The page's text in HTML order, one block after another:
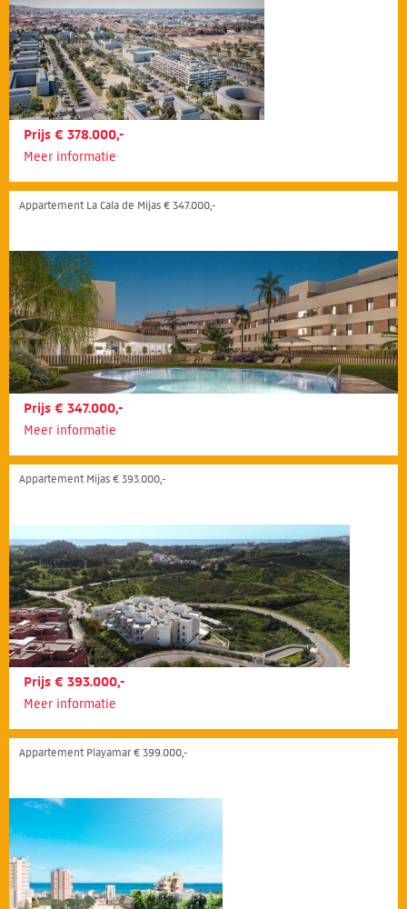
Prijs € 378.000,-
Meer informatie
Appartement La Cala de Mijas € 347.000,-
Prijs € 347.000,-
Meer informatie
Appartement Mijas € 393.000,-
Prijs € 393.000,-
Meer informatie
Appartement Playamar € 399.000,-